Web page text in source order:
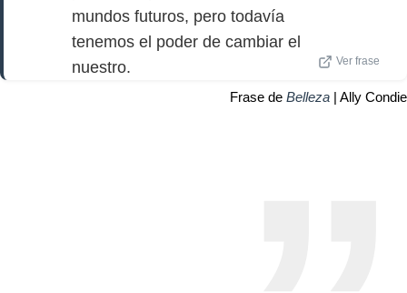
mundos futuros, pero todavía
tenemos el poder de cambiar el
nuestro.
Ver frase
Frase de Belleza | Ally Condie